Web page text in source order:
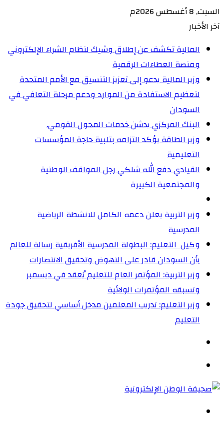
السبت, 8 أغسطس 2026م
آخر الأخبار
المالية تكشف عن إطلاق وشيك لنظام الشراء الإلكتروني
ومنصة العطاءات الرقمية
وزير المالية يدعو إلى تعزيز التنسيق مع الأمم المتحدة
لتعظيم الاستفادة من الموارد ودعم مرحلة التعافي في
السودان
البنك المركزي يدشن خدمات المحول القومي.
وزير الطاقة يؤكد التزامه بتلبية حاجة المؤسسات
التعليمية
القيادي دفع الله شلكي رجل المواقف الوطنية
والمجتمعية الكبيرة
وزير التربية يعلن دعمه الكامل للانشطة الرياضية
المدرسية
وكيل التعليم: البطولة المدرسية الأفريقية رسالة للعالم
بأن السودان قادر على النهوض وتحقيق الانتصارات
وزير التربية: المؤتمر العام للتعليم يُعقد في ديسمبر
وتسبقه المؤتمرات الولائية
وزير التعليم: تدريب المعلمين مدخل أساسي لتحقيق جودة
التعليم